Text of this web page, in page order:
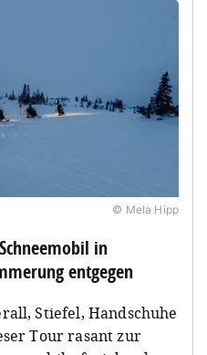
© Mela Hipp
in
entgegen
Stiefel, Handschuhe
Tour rasant zur